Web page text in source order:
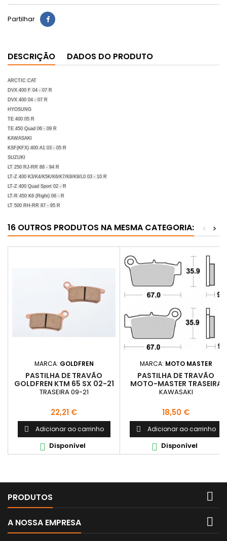
Partilhar
DESCRIÇÃO DADOS DO PRODUTO
ARCTIC CAT
DVX 400 F 04 - 07 R
DVX 400 04 - 07 R
HYOSUNG
TE 400 05 R
TE 450 Quad 06 - 09 R
KAWASAKI
KSF(KFX) 400 A1 03 - 05 R
SUZUKI
LT 250 RJ-RR 88 - 94 R
LT-Z 400 K3/K4/K5K/K6/K7/K8/K9/L0 03 - 10 R
LT-Z 400 Quad Sport 02 - R
LT-R 450 K6 (Right) 06 - R
LT 500 RH-RR 87 - 95 R
16 OUTROS PRODUTOS NA MESMA CATEGORIA: >
<
MARCA: GOLDFREN
PASTILHA DE TRAVÃO
GOLDFREN KTM 65 SX 02-21
TRASEIRA 09-21
Preço
22,21 €
 Adicionar ao carrinho
 Disponível
MARCA: MOTO MASTER
PASTILHA DE TRAVÃO
MOTO-MASTER TRASEIRA
YAMAHA
KAWASAKI
Preço
18,50 €
 Adicionar ao carrinho
 Disponível
PRODUTOS 
A NOSSA EMPRESA
